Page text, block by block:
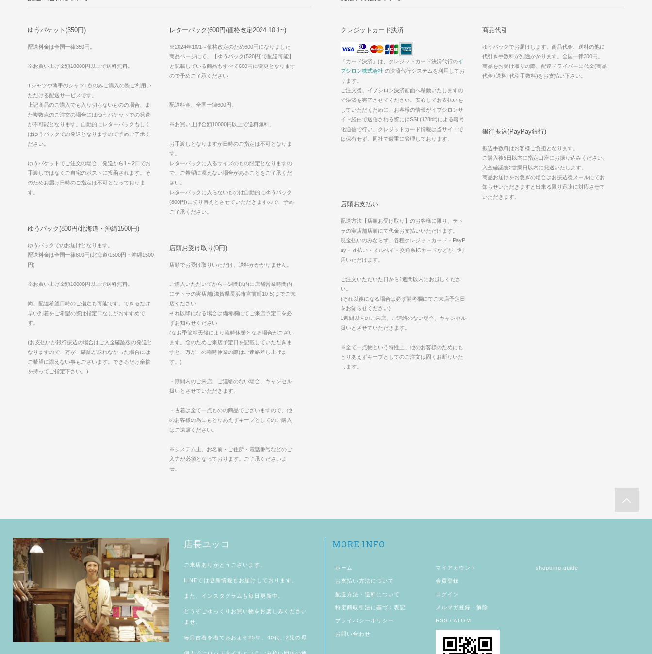
ゆうパケット(350円)
配送料金は全国一律350円。
※お買い上げ金額10000円以上で送料無料。
Tシャツや薄手のシャツ1点のみご購入の際ご利用い
ただける配送サービスです。
上記商品のご購入でも入り切らないものの場合、ま
た複数点のご注文の場合にはゆうパケットでの発送
が不可能となります。自動的にレターパックもしく
はゆうパックでの発送となりますので予めご了承く
ださい。
ゆうパケットでご注文の場合、発送から1～2日でお
手渡しではなくご自宅のポストに投函されます。そ
のためお届け日時のご指定は不可となっておりま
す。
レターパック(600円/価格改定2024.10.1~)
※2024年10/1～価格改定のため600円になりました
商品ページにて、【ゆうパック(520円)で配送可能】
と記載している商品もすべて600円に変更となります
ので予めご了承ください
配送料金、全国一律600円。
※お買い上げ金額10000円以上で送料無料。
お手渡しとなりますが日時のご指定は不可となりま
す。
レターパックに入るサイズのもの限定となりますの
で、ご希望に添えない場合があることをご了承くだ
さい。
レターパックに入らないものは自動的にゆうパック
(800円)に切り替えとさせていただきますので、予め
ご了承ください。
ゆうパック(800円/北海道・沖縄1500円)
ゆうパックでのお届けとなります。
配送料金は全国一律800円(北海道/1500円・沖縄1500
円)
※お買い上げ金額10000円以上で送料無料。
尚、配達希望日時のご指定も可能です。できるだけ
早い到着をご希望の際は指定日なしがおすすめで
す。
(お支払いが銀行振込の場合はご入金確認後の発送と
なりますので、万が一確認が取れなかった場合には
ご希望に添えない事もございます。できるだけ余裕
を持ってご指定下さい。)
店頭お受け取り(0円)
店頭でお受け取りいただけ、送料がかかりません。
ご購入いただいてから一週間以内に店舗営業時間内
にテトラの実店舗(滋賀県長浜市宮前町10-5)までご来
店ください
それ以降になる場合は備考欄にてご来店予定日を必
ずお知らせください
(なお季節柄天候により臨時休業となる場合がござい
ます。念のためご来店予定日を記載していただきま
すと、万が一の臨時休業の際はご連絡差し上げま
す。)
・期間内のご来店、ご連絡のない場合、キャンセル
扱いとさせていただきます。
・古着は全て一点ものの商品でございますので、他
のお客様の為にもとりあえずキープとしてのご購入
はご遠慮ください。
※システム上、お名前・ご住所・電話番号などのご
入力が必須となっております。ご了承くださいま
せ。
クレジットカード決済
『カード決済』は、クレジットカード決済代行のイ
プシロン株式会社 の決済代行システムを利用してお
ります。
ご注文後、イプシロン決済画面へ移動いたしますの
で決済を完了させてください。安心してお支払いを
していただくために、お客様の情報がイプシロンサ
イト経由で送信される際にはSSL(128bit)による暗号
化通信で行い、クレジットカード情報は当サイトで
は保有せず、同社で厳重に管理しております。
商品代引
ゆうパックでお届けします。商品代金、送料の他に
代引き手数料が別途かかります。全国一律300円。
商品をお受け取りの際、配達ドライバーに代金(商品
代金+送料+代引手数料)をお支払い下さい。
銀行振込(PayPay銀行)
振込手数料はお客様ご負担となります。
ご購入後5日以内に指定口座にお振り込みください。
入金確認後2営業日以内に発送いたします。
商品お届けをお急ぎの場合はお振込後メールにてお
知らせいただきますと出来る限り迅速に対応させて
いただきます。
店頭お支払い
配送方法【店頭お受け取り】のお客様に限り、テト
ラの実店舗店頭にて代金お支払いいただけます。
現金払いのみならず、各種クレジットカード・PayP
ay・ｄ払い・メルペイ・交通系ICカードなどがご利
用いただけます。
ご注文いただいた日から1週間以内にお越しくださ
い。
(それ以後になる場合は必ず備考欄にてご来店予定日
をお知らせください)
1週間以内のご来店、ご連絡のない場合、キャンセル
扱いとさせていただきます。
※全て一点物という特性上、他のお客様のためにも
とりあえずキープとしてのご注文は固くお断りいた
します。
店長ユッコ
ご来店ありがとうございます。
LINEでは更新情報もお届けしております。
また、 インスタグラム も毎日更新中。
どうぞごゆっくりお買い物をお楽しみください
ませ。
毎日古着を着ておおよそ25年、40代、2児の母
MORE INFO
ホーム
お支払い方法について
配送方法・送料について
特定商取引法に基づく表記
プライバシーポリシー
お問い合わせ
マイアカウント
会員登録
ログイン
メルマガ登録・解除
RSS /ATOM
shopping guide